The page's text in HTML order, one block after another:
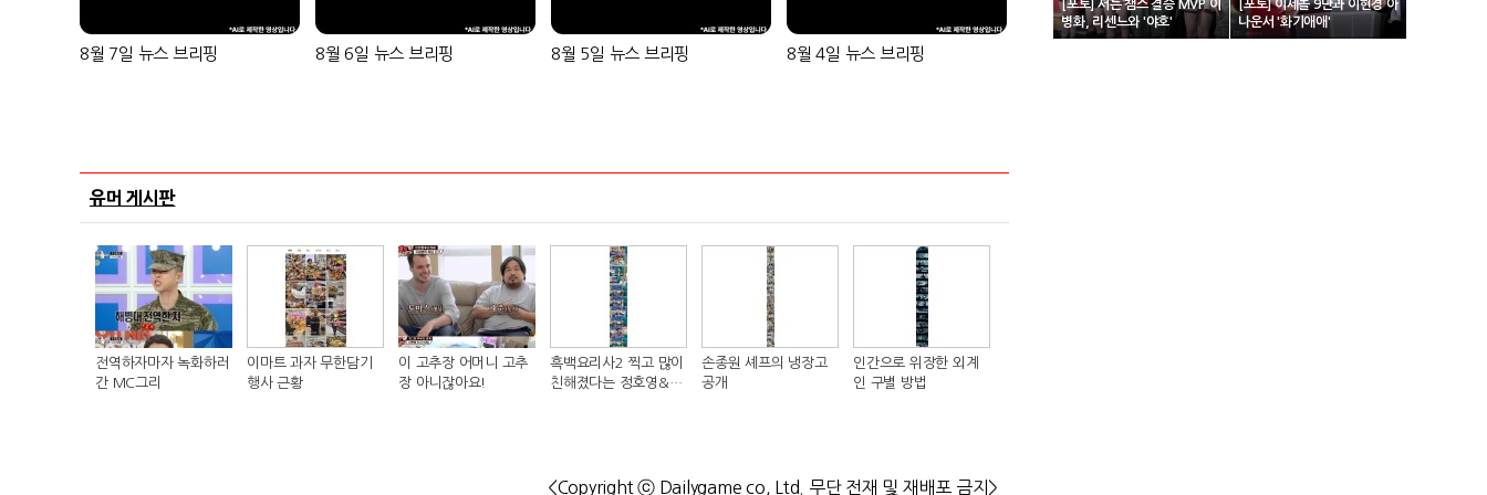
8월 7일 뉴스 브리핑 8월 6일 뉴스 브리핑 8월 5일 뉴스 브리핑 8월 4일 뉴스 브리핑
유머 게시판
전역하자마자 녹화하러
간 MC그리
이마트 과자 무한담기
행사 근황
이 고추장 어머니 고추
장 아니잖아요!
흑백요리사2 찍고 많이
친해졌다는 정호영&샘
손종원 셰프의 냉장고
공개
인간으로 위장한 외계
인 구별 방법
<Copyright ⓒ Dailygame co, Ltd. 무단 전재 및 재배포 금지>
[포토] 서든 챔스 결승 MVP 이
병화, 리센느와 '야호'
[포토] 이세돌 9단과 이현경 아
나운서 '화기애애'